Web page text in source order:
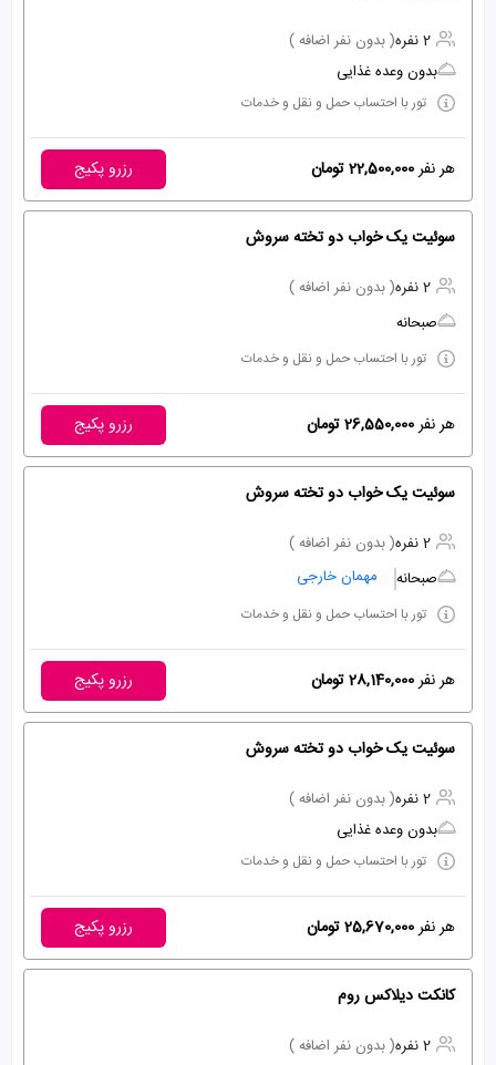
2 نفره
( بدون نفر اضافه )
بدون وعده غذایی
تور با احتساب حمل و نقل و خدمات
هر نفر22,500,000 تومان رزرو پکیج
سوئیت یک خواب دو تخته سروش
2 نفره
( بدون نفر اضافه )
صبحانه
تور با احتساب حمل و نقل و خدمات
هر نفر26,550,000 تومان رزرو پکیج
سوئیت یک خواب دو تخته سروش
2 نفره
( بدون نفر اضافه )
صبحانه
مهمان خارجی
تور با احتساب حمل و نقل و خدمات
هر نفر28,140,000 تومان رزرو پکیج
سوئیت یک خواب دو تخته سروش
2 نفره
( بدون نفر اضافه )
بدون وعده غذایی
تور با احتساب حمل و نقل و خدمات
هر نفر25,670,000 تومان رزرو پکیج
کانکت دیلاکس روم
2 نفره ( بدون نفر اضافه )